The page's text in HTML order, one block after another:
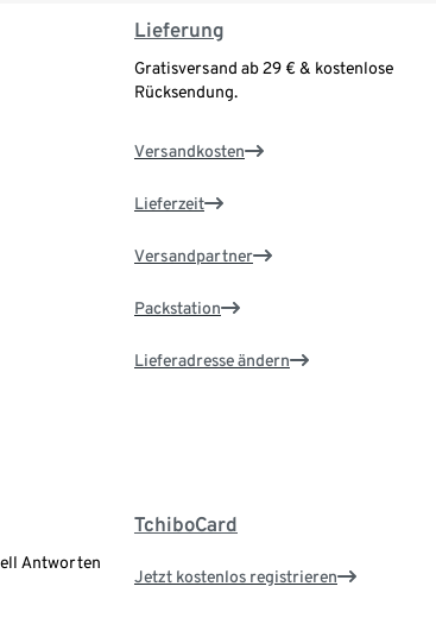
Lieferung
Gratisversand ab 29 € & kostenlose
Rücksendung.
Versandkosten
Lieferzeit
Versandpartner
Packstation
Lieferadresse ändern
Antworten
TchiboCard
Jetzt kostenlos registrieren